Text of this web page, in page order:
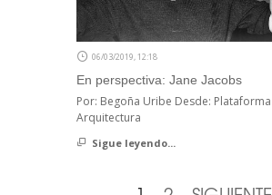
06/03/2019, 12:18
En perspectiva: Jane Jacobs
Por: Begoña Uribe Desde: Plataforma
Arquitectura
Sigue leyendo...